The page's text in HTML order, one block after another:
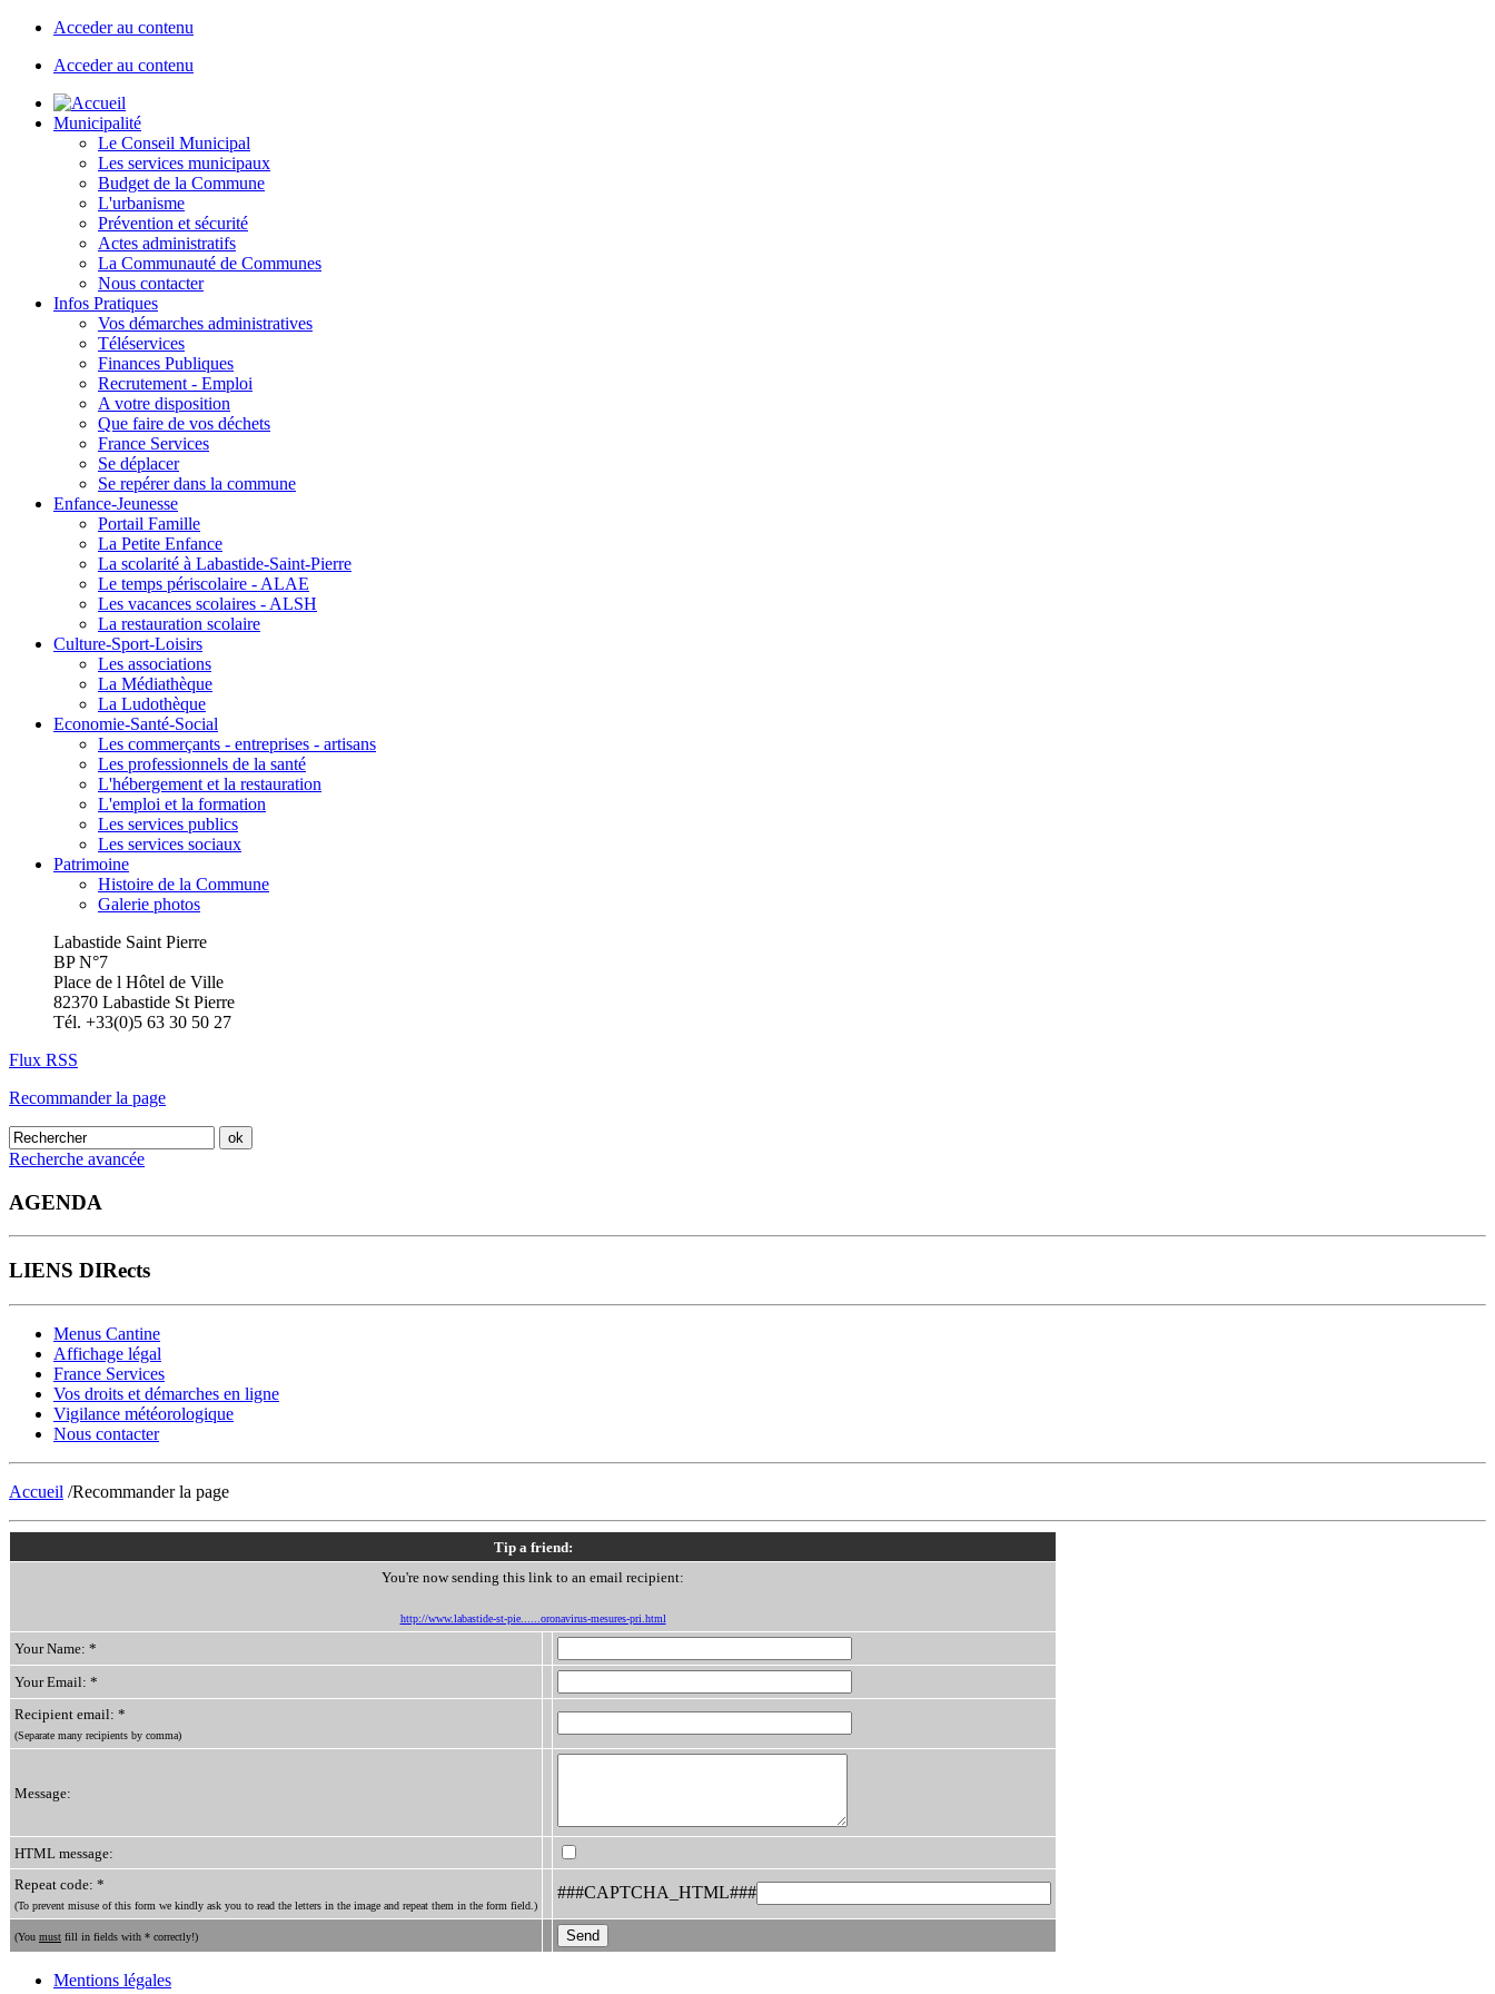
Acceder au contenu
Acceder au contenu
Municipalité
Le Conseil Municipal
Les services municipaux
Budget de la Commune
L'urbanisme
Prévention et sécurité
Actes administratifs
La Communauté de Communes
Nous contacter
Infos Pratiques
Vos démarches administratives
Téléservices
Finances Publiques
Recrutement - Emploi
A votre disposition
Que faire de vos déchets
France Services
Se déplacer
Se repérer dans la commune
Enfance-Jeunesse
Portail Famille
La Petite Enfance
La scolarité à Labastide-Saint-Pierre
Le temps périscolaire - ALAE
Les vacances scolaires - ALSH
La restauration scolaire
Culture-Sport-Loisirs
Les associations
La Médiathèque
La Ludothèque
Economie-Santé-Social
Les commerçants - entreprises - artisans
Les professionnels de la santé
L'hébergement et la restauration
L'emploi et la formation
Les services publics
Les services sociaux
Patrimoine
Histoire de la Commune
Galerie photos
Labastide Saint Pierre
BP N°7
Place de l Hôtel de Ville
82370 Labastide St Pierre
Tél. +33(0)5 63 30 50 27
Flux RSS
Recommander la page
Recherche avancée
AGENDA
LIENS DIRects
Menus Cantine
Affichage légal
France Services
Vos droits et démarches en ligne
Vigilance météorologique
Nous contacter
Accueil /Recommander la page
Tip a friend:
You're now sending this link to an email recipient:
http://www.labastide-st-pie......oronavirus-mesures-pri.html
Your Name: *
Your Email: *
Recipient email: *
(Separate many recipients by comma)
Message:
HTML message:
Repeat code: *
(To prevent misuse of this form we kindly ask you to read the letters in the image and repeat them in the form field.)
###CAPTCHA_HTML###
(You must fill in fields with * correctly!)
Mentions légales